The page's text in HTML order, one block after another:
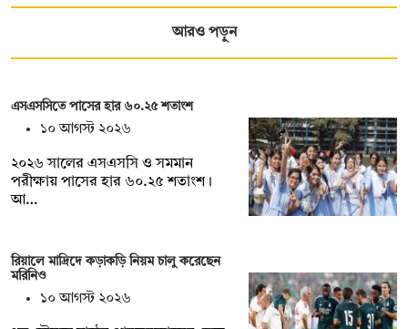
আরও পড়ুন
এসএসসিতে পাসের হার ৬০.২৫ শতাংশ
১০ আগস্ট ২০২৬
২০২৬ সালের এসএসসি ও সমমান
পরীক্ষায় পাসের হার ৬০.২৫ শতাংশ।
আ…
রিয়ালে মাদ্রিদে কড়াকড়ি নিয়ম চালু করেছেন
মরিনিও
১০ আগস্ট ২০২৬